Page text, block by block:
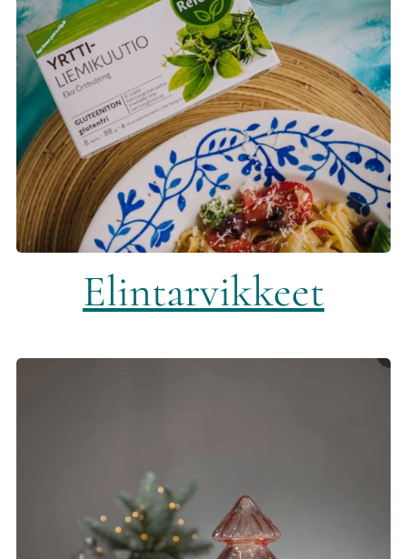
Elintarvikkeet